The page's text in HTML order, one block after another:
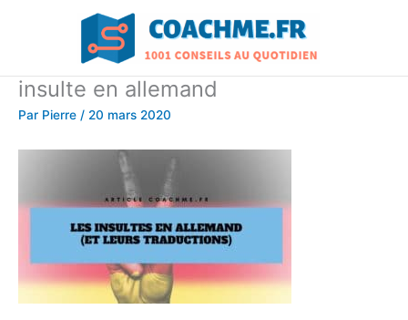
insulte en allemand
Par Pierre / 20 mars 2020